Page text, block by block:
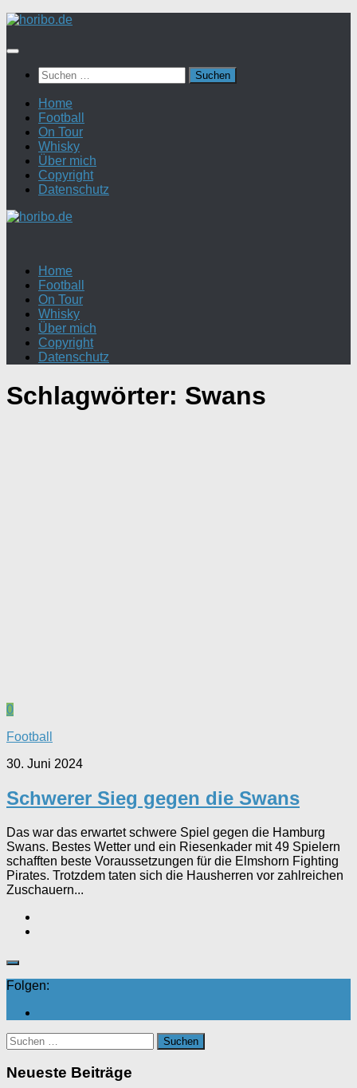
Zum
springen
Suchen
nach:
Home
Football
On Tour
Whisky
Über mich
Copyright
Datenschutz
Home
Football
On Tour
Whisky
Über mich
Copyright
Datenschutz
Schlagwörter: Swans
0
Football
30. Juni 2024
Schwerer Sieg gegen die Swans
Das war das erwartet schwere Spiel gegen die Hamburg
Swans. Bestes Wetter und ein Riesenkader mit 49 Spielern
schafften beste Voraussetzungen für die Elmshorn Fighting
Pirates. Trotzdem taten sich die Hausherren vor zahlreichen
Zuschauern...
Folgen:
Suchen
nach:
Neueste Beiträge